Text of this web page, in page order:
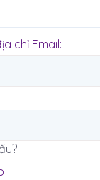
chỉ Email